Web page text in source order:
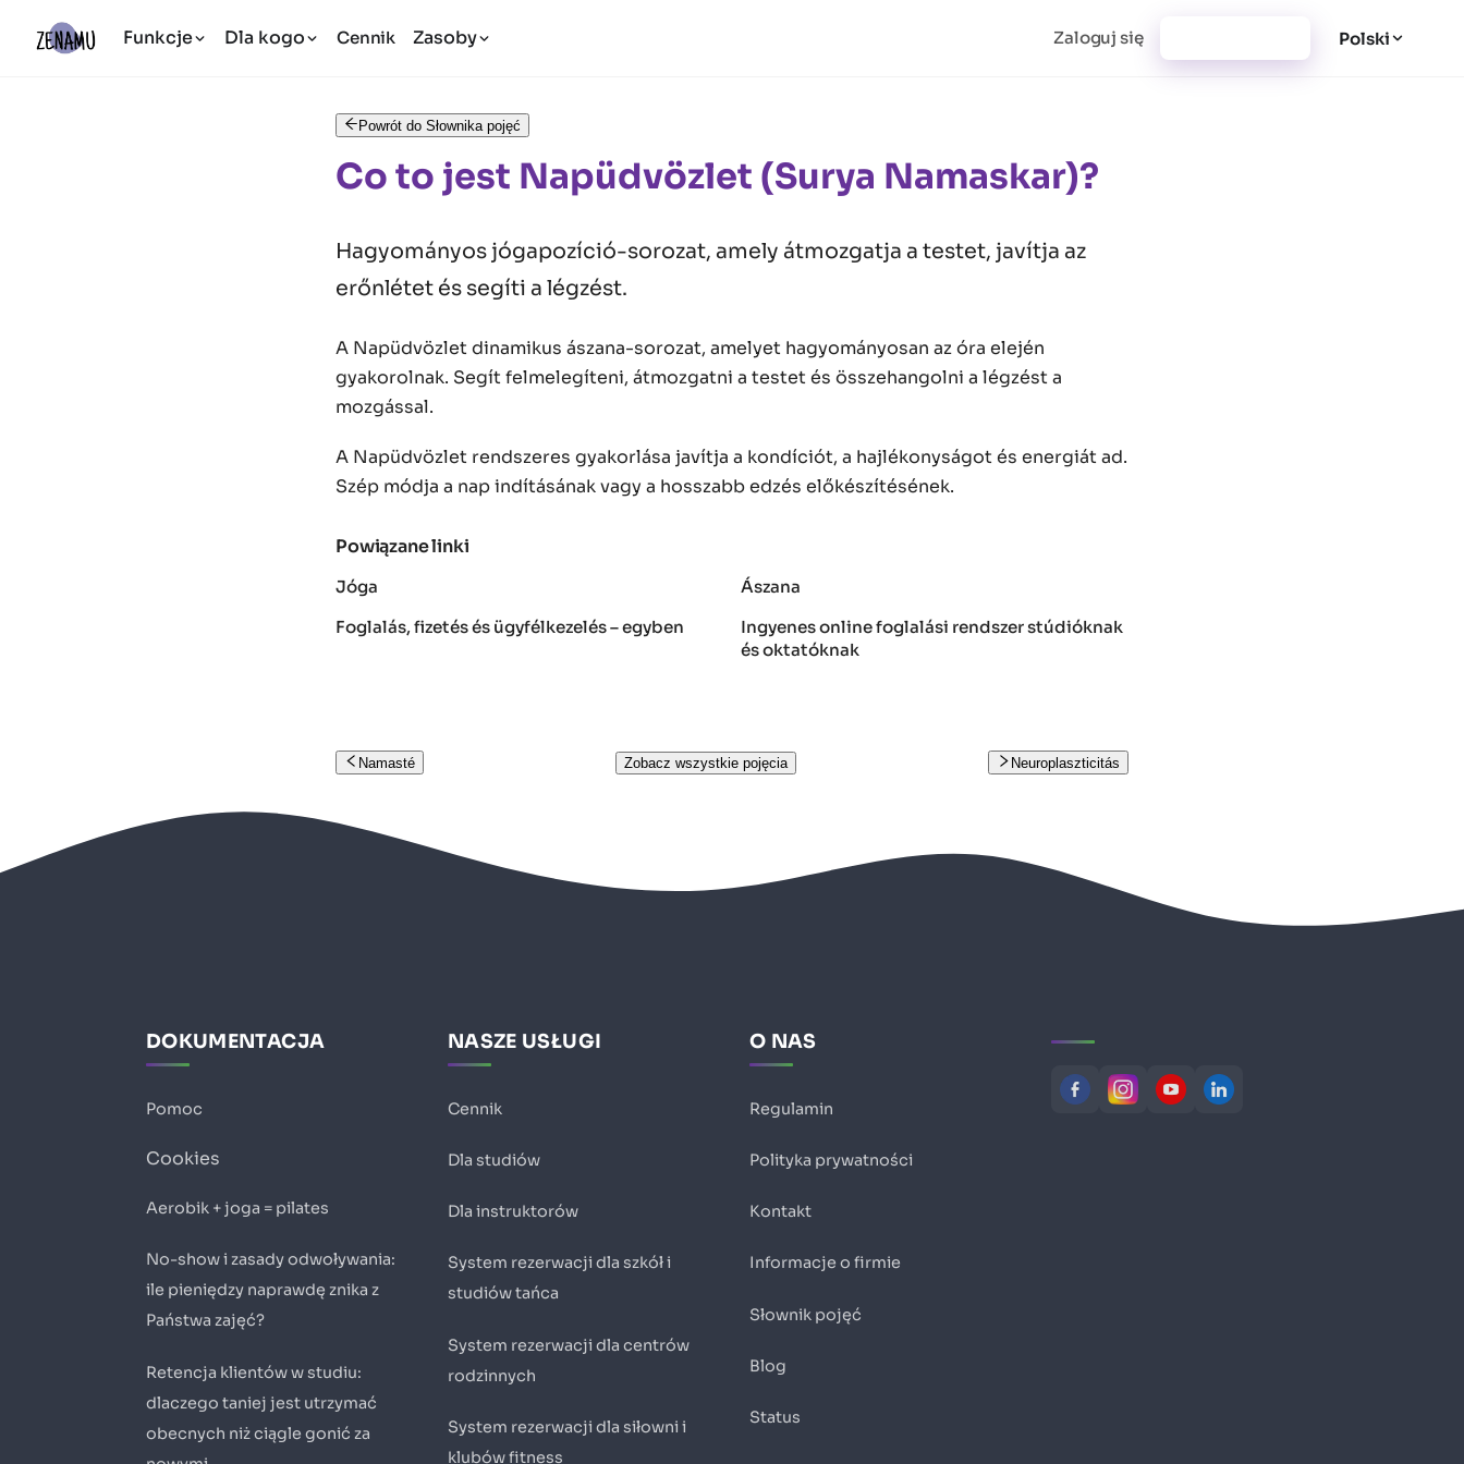
Funkcje Dla kogo Cennik Zasoby Zaloguj się Polski
Powrót do Słownika pojęć
Co to jest Napüdvözlet (Surya Namaskar)?
Hagyományos jógapozíció-sorozat, amely átmozgatja a testet, javítja az
erőnlétet és segíti a légzést.
A Napüdvözlet dinamikus ászana-sorozat, amelyet hagyományosan az óra elején
gyakorolnak. Segít felmelegíteni, átmozgatni a testet és összehangolni a légzést a
mozgással.
A Napüdvözlet rendszeres gyakorlása javítja a kondíciót, a hajlékonyságot és energiát ad.
Szép módja a nap indításának vagy a hosszabb edzés előkészítésének.
Powiązane linki
Jóga
Ászana
Foglalás, fizetés és ügyfélkezelés – egyben
Ingyenes online foglalási rendszer stúdióknak
és oktatóknak
Namasté Zobacz wszystkie pojęcia Neuroplaszticitás
DOKUMENTACJA
Pomoc
Cookies
Aerobik + joga = pilates
No-show i zasady odwoływania:
ile pieniędzy naprawdę znika z
Państwa zajęć?
Retencja klientów w studiu:
dlaczego taniej jest utrzymać
obecnych niż ciągle gonić za
NASZE USŁUGI
Cennik
Dla studiów
Dla instruktorów
System rezerwacji dla szkół i
studiów tańca
System rezerwacji dla centrów
rodzinnych
System rezerwacji dla siłowni i
klubów fitness
O NAS
Regulamin
Polityka prywatności
Kontakt
Informacje o firmie
Słownik pojęć
Blog
Status